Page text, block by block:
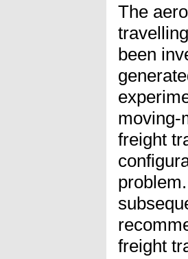
The
been
moving-
freight
freight